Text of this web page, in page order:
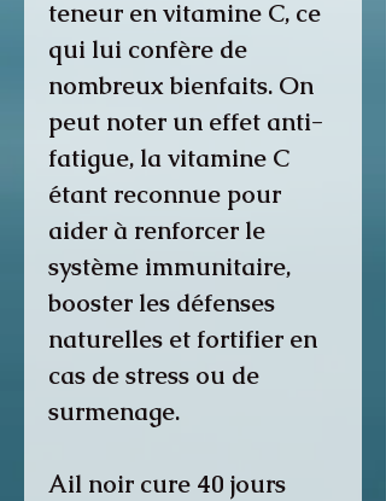
teneur en vitamine C, ce
qui lui confère de
nombreux bienfaits. On
peut noter un effet anti-
fatigue, la vitamine C
étant reconnue pour
aider à renforcer le
système immunitaire,
booster les défenses
naturelles et fortifier en
cas de stress ou de
surmenage.
Ail noir cure 40 jours